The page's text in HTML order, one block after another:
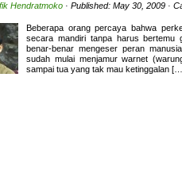
Hendratmoko · Published: May 30, 2009 ·
Beberapa orang percaya bahwa
secara mandiri tanpa harus bertemu
benar-benar mengeser peran
sudah mulai menjamur warnet
sampai tua yang tak mau ketinggalan